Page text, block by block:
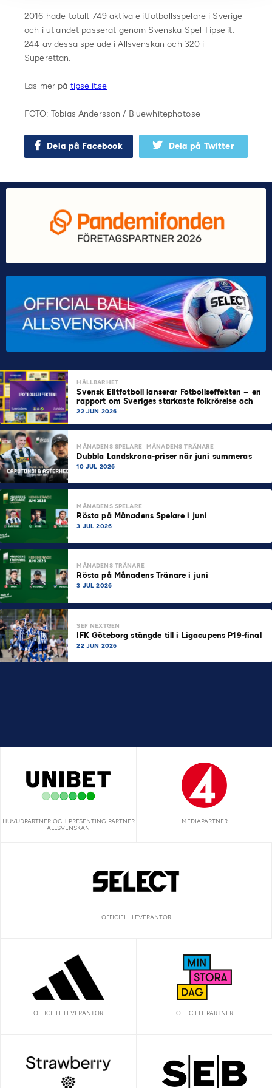
2016 hade totalt 749 aktiva elitfotbollsspelare i Sverige
och i utlandet passerat genom Svenska Spel Tipselit.
244 av dessa spelade i Allsvenskan och 320 i
Superettan.
Läs mer på tipselit.se
FOTO: Tobias Andersson / Bluewhitephoto.se
Dela på Facebook Dela på Twitter
HÅLLBARHET
Svensk Elitfotboll lanserar Fotbollseffekten – en
rapport om Sveriges starkaste folkrörelse och
samhällskraft
22 JUN 2026
MÅNADENS SPELARE MÅNADENS TRÄNARE
Dubbla Landskrona-priser när juni summeras
10 JUL 2026
MÅNADENS SPELARE
Rösta på Månadens Spelare i juni
3 JUL 2026
MÅNADENS TRÄNARE
Rösta på Månadens Tränare i juni
3 JUL 2026
SEF NEXTGEN
IFK Göteborg stängde till i Ligacupens P19-final
22 JUN 2026
HUVUDPARTNER OCH PRESENTING PARTNER
ALLSVENSKAN
MEDIAPARTNER
OFFICIELL LEVERANTÖR
OFFICIELL LEVERANTÖR OFFICIELL PARTNER